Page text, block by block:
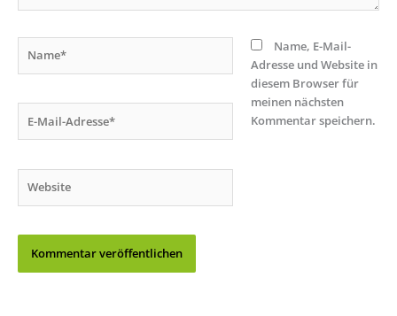
Mail-
Name, E-Mail-
Adresse und Website in
diesem Browser für
meinen nächsten
Kommentar speichern.